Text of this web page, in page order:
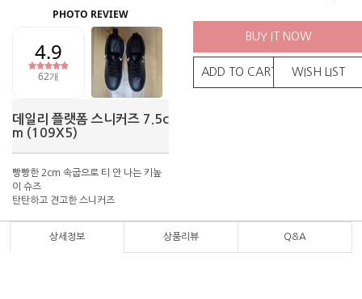
데일리 플랫폼 스니커즈 7.5c
m (109X5)
빵빵한 2cm 속굽으로 티 안 나는 키높
이 슈즈
탄탄하고 견고한 스니커즈
BUY IT NOW
ADD TO CART WISH LIST
상세정보 상품리뷰 Q&A